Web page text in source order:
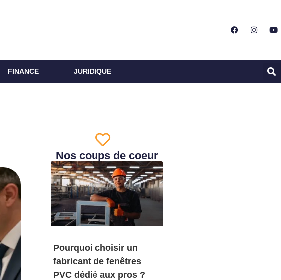
FINANCE JURIDIQUE
Nos coups de coeur
Pourquoi choisir un
fabricant de fenêtres
PVC dédié aux pros ?